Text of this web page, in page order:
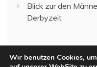
Blick zur den
Derbyzeit
Wir benutzen Cookies,